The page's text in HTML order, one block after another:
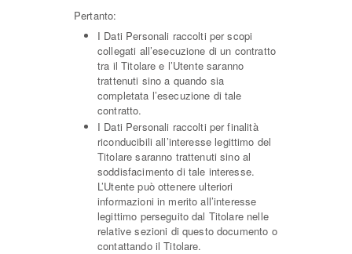
Pertanto:
I Dati Personali raccolti per scopi
collegati all’esecuzione di un contratto
tra il Titolare e l’Utente saranno
trattenuti sino a quando sia
completata l’esecuzione di tale
contratto.
I Dati Personali raccolti per finalità
riconducibili all’interesse legittimo del
Titolare saranno trattenuti sino al
soddisfacimento di tale interesse.
L’Utente può ottenere ulteriori
informazioni in merito all’interesse
legittimo perseguito dal Titolare nelle
relative sezioni di questo documento o
contattando il Titolare.